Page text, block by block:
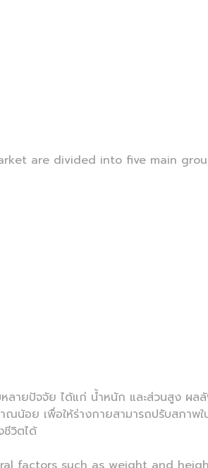
are divided into five main
ายปัจจัย ได้แก่ น้ำหนัก และส่วนสูง ผล
น้อย เพื่อให้ร่างกายสามารถปรับสภาพ
ชีวิตได้